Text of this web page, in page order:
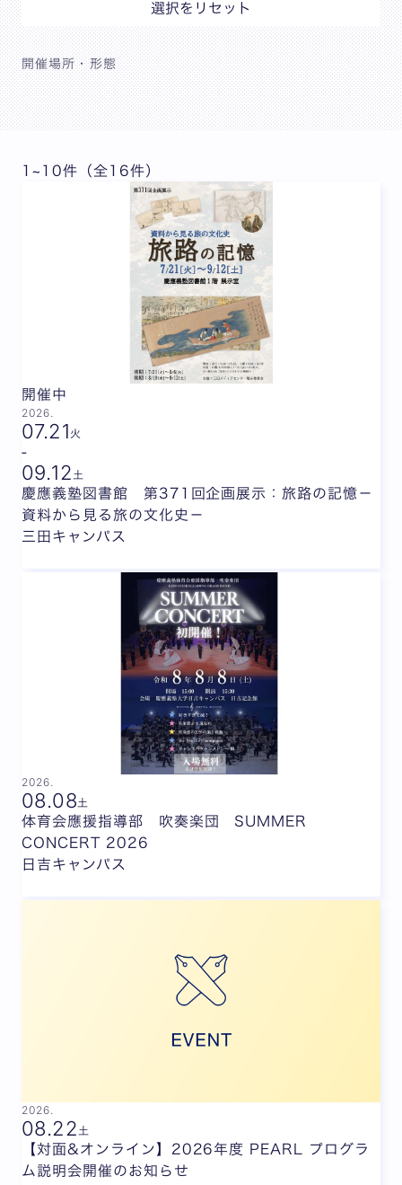
選択をリセット
開催場所・形態
1~10件（全16件）
開催中
2026.
07.21 火
-
09.12土
慶應義塾図書館 第371回企画展示：旅路の記憶－
資料から見る旅の文化史－
三田キャンパス
2026.
08.08土
体育会應援指導部 吹奏楽団 SUMMER
CONCERT 2026
日吉キャンパス
2026.
08.22土
【対面&オンライン】2026年度 PEARL プログラ
ム説明会開催のお知らせ